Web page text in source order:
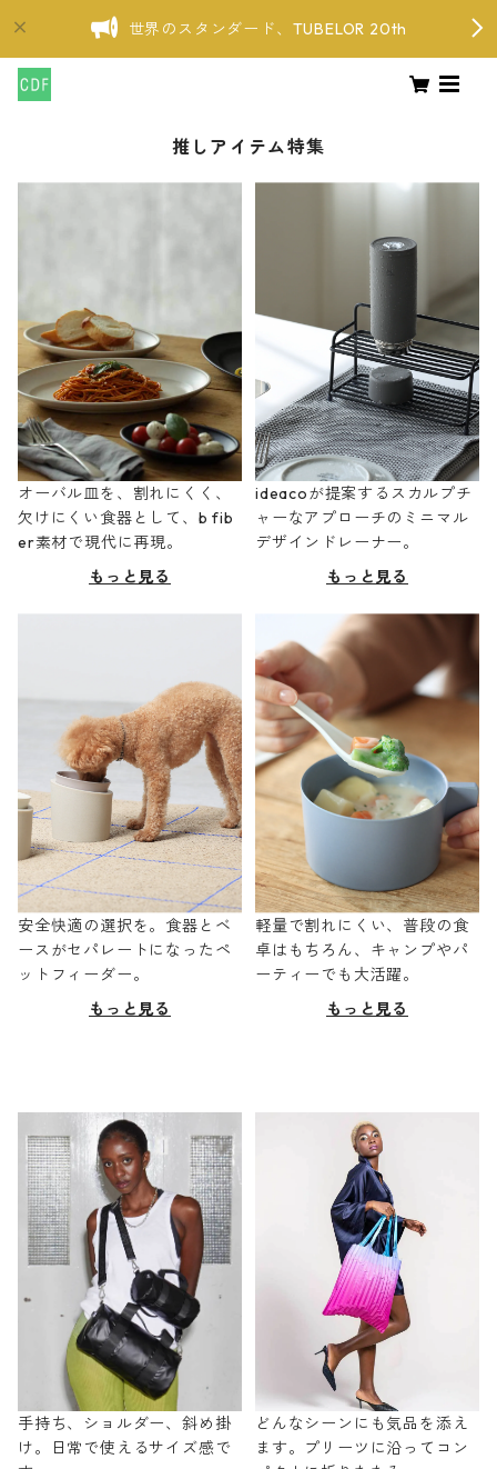
世界のスタンダード、TUBELOR 20th
推しアイテム特集
オーバル皿を、割れにくく、
欠けにくい食器として、b fib
er素材で現代に再現。
もっと見る
ideacoが提案するスカルプチ
ャーなアプローチのミニマル
デザインドレーナー。
もっと見る
安全快適の選択を。食器とベ
ースがセパレートになったペ
ットフィーダー。
もっと見る
軽量で割れにくい、普段の食
卓はもちろん、キャンプやパ
ーティーでも大活躍。
もっと見る
手持ち、ショルダー、斜め掛
け。日常で使えるサイズ感で
どんなシーンにも気品を添え
ます。プリーツに沿ってコン